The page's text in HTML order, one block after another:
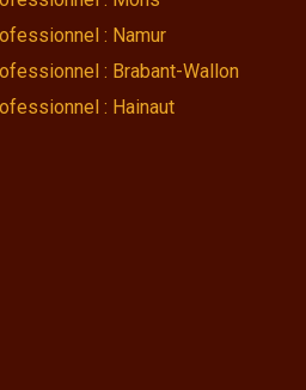
: Namur
: Brabant-Wallon
: Hainaut